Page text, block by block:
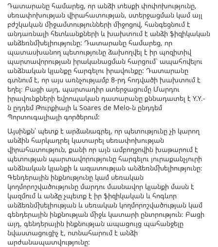
Դատարանը համարեց, որ անձի տեսքի փոփոխությունը,
սեռափոխության վիրահատության, ստերջացման կամ այլ
բժշկական միջամտությունների միջոցով, հանգեցնում է
անդառնալի հետևանքների և խախտում է անձի ֆիզիկական
անձեռնմխելիությունը: Դատարանը համարեց, որ
պատասխանող պետությունը ձախողվել է իր պոզիտիվ
պարտավորության իրականացման հարցում` ապահովելու
անձնական կյանքը հարգելու իրավունքը: Դատարանը
գտնում է, որ այս առնչությամբ 8-րդ հոդվածի խախտում է
եղել։ Բացի այդ, պարտադիր ստերջացումը Մարդու
իրավունքների եվրոպական դատարանը քննադատել է Y.Y.-
ն ըդդեմ Թուրքիայի և Soares de Melo-ն ընդդեմ
Պորտուգալիայի գործերում:
Այսինքն՝ պետք է արձանագրել, որ պետությունը չի կարող
անձին հարկադրել կատարել սեռափոխության
վիրահատություն, քանի որ այն ամբողջովին խաթարում է
պետության պարտավորությունը հարգելու յուրաքանչյուրի
անձնական կյանքի և ազատության անձեռնմխելիությունը։
Գենդերային ինքնությունը կամ սեռական
կողմորոշվածությունը մարդու մասնավոր կյանքի մասն է
կազմում և անձը չպետք է իր ֆիզիկական և հոգևոր
անձեռնմխելիության և սեռական կողմորոշվածության կամ
գենդերային ինքնության միջև կատարի ընտրություն։ Բացի
այդ, գենդերային ինքնության ապացույց պահանջելը
նվաստացուցիչ է, ոտնահարում է անձի
արժանապատվությունը: